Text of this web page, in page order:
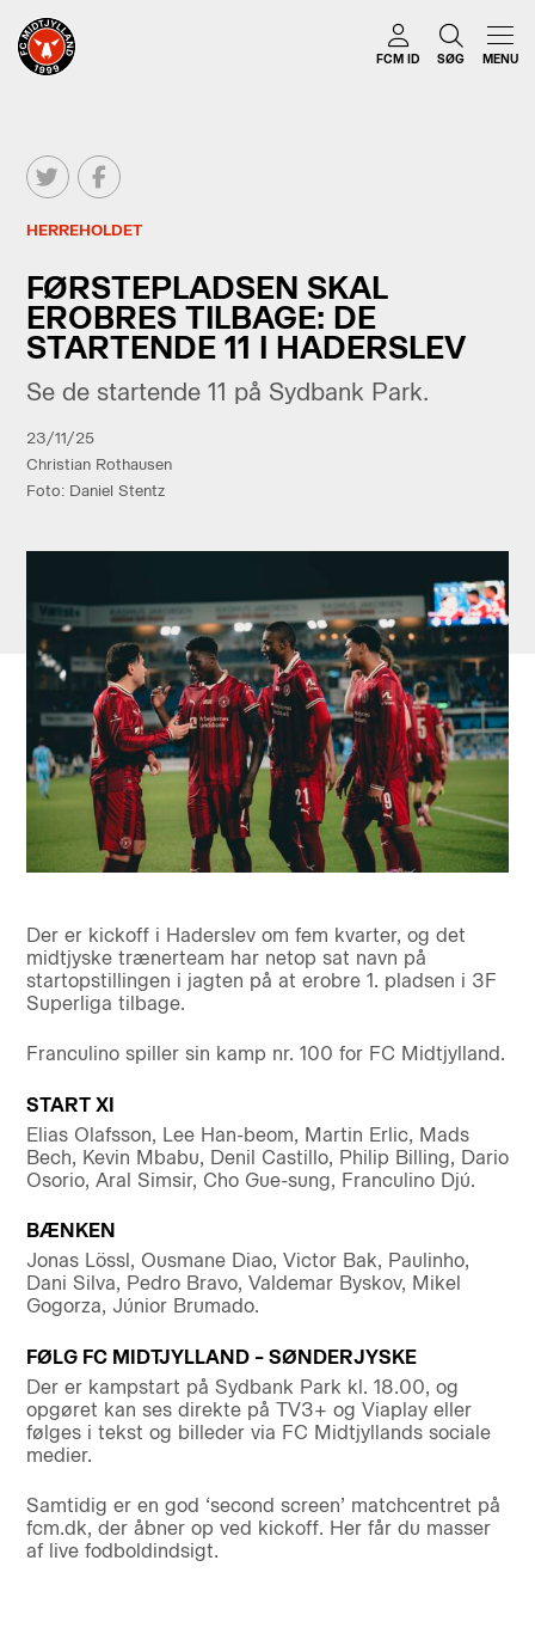
FCM ID SØG MENU
HERREHOLDET
FØRSTEPLADSEN SKAL
EROBRES TILBAGE: DE
STARTENDE 11 I HADERSLEV
Se de startende 11 på Sydbank Park.
23/11/25
Christian Rothausen
Foto: Daniel Stentz
Der er kickoff i Haderslev om fem kvarter, og det
midtjyske trænerteam har netop sat navn på
startopstillingen i jagten på at erobre 1. pladsen i 3F
Superliga tilbage.
Franculino spiller sin kamp nr. 100 for FC Midtjylland.
START XI
Elias Olafsson, Lee Han-beom, Martin Erlic, Mads
Bech, Kevin Mbabu, Denil Castillo, Philip Billing, Dario
Osorio, Aral Simsir, Cho Gue-sung, Franculino Djú.
BÆNKEN
Jonas Lössl, Ousmane Diao, Victor Bak, Paulinho,
Dani Silva, Pedro Bravo, Valdemar Byskov, Mikel
Gogorza, Júnior Brumado.
FØLG FC MIDTJYLLAND – SØNDERJYSKE
Der er kampstart på Sydbank Park kl. 18.00, og
opgøret kan ses direkte på TV3+ og Viaplay eller
følges i tekst og billeder via FC Midtjyllands sociale
medier.
Samtidig er en god ‘second screen’ matchcentret på
fcm.dk, der åbner op ved kickoff. Her får du masser
af live fodboldindsigt.